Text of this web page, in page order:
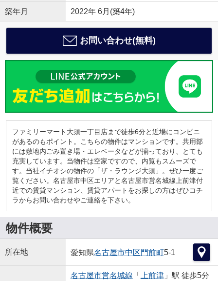
築年月 2022年 6月(築4年)
お問い合わせ(無料)
ファミリーマート大須一丁目店まで徒歩6分と近場にコンビニ
があるのもポイント。こちらの物件はマンションです。共用部
には敷地内ごみ置き場・エレベータなどが揃っており、とても
充実しています。当物件は空家ですので、内覧もスムーズで
す。当社イチオシの物件の「ザ・ラウンジ大須」。ぜひ一度ご
覧ください。名古屋市中区エリアと名古屋市営名城線上前津付
近での賃貸マンション、賃貸アパートをお探しの方はぜひコチ
ラからお問い合わせやご連絡を下さい。
物件概要
所在地 愛知県名古屋市中区門前町5-1
名古屋市営名城線 「 上前津」駅 徒歩5分